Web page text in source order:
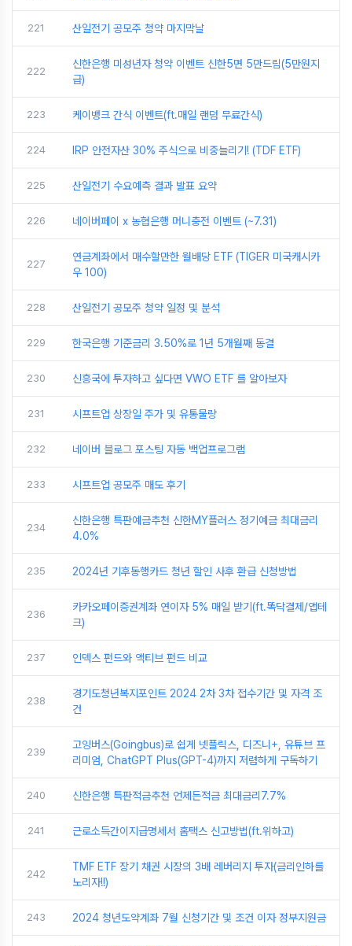
221 산일전기 공모주 청약 마지막날
222
신한은행 미성년자 청약 이벤트 신한5면 5만드림(5만원지
급)
223 케이뱅크 간식 이벤트(ft.매일 랜덤 무료간식)
224 IRP 안전자산 30% 주식으로 비중늘리기! (TDF ETF)
225 산일전기 수요예측 결과 발표 요약
226 네이버페이 x 농협은행 머니충전 이벤트 (~7.31)
227
연금계좌에서 매수할만한 월배당 ETF (TIGER 미국캐시카
우 100)
228 산일전기 공모주 청약 일정 및 분석
229 한국은행 기준금리 3.50%로 1년 5개월째 동결
230 신흥국에 투자하고 싶다면 VWO ETF 를 알아보자
231 시프트업 상장일 주가 및 유통물량
232 네이버 블로그 포스팅 자동 백업프로그램
233 시프트업 공모주 매도 후기
234
신한은행 특판예금추천 신한MY플러스 정기예금 최대금리
4.0%
235 2024년 기후동행카드 청년 할인 사후 환급 신청방법
236
카카오페이증권계좌 연이자 5% 매일 받기(ft.똑닥결제/앱테
크)
237 인덱스 펀드와 액티브 펀드 비교
238
경기도청년복지포인트 2024 2차 3차 접수기간 및 자격 조
건
239
고잉버스(Goingbus)로 쉽게 넷플릭스, 디즈니+, 유튜브 프
리미엄, ChatGPT Plus(GPT-4)까지 저렴하게 구독하기
240 신한은행 특판적금추천 언제든적금 최대금리7.7%
241 근로소득간이지급명세서 홈택스 신고방법(ft.위하고)
242
TMF ETF 장기 채권 시장의 3배 레버리지 투자(금리인하를
노리자!!)
243 2024 청년도약계좌 7월 신청기간 및 조건 이자 정부지원금